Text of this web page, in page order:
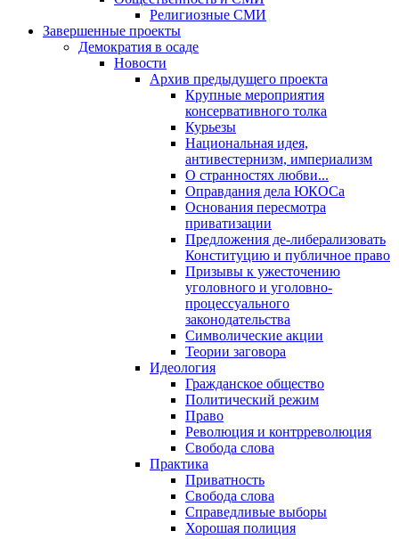
Религиозные СМИ
Завершенные проекты
Демократия в осаде
Новости
Архив предыдущего проекта
Крупные мероприятия
консервативного толка
Курьезы
Национальная идея,
антивестернизм, империализм
О странностях любви...
Оправдания дела ЮКОСа
Основания пересмотра
приватизации
Предложения де-либерализовать
Конституцию и публичное право
Призывы к ужесточению
уголовного и уголовно-
процессуального
законодательства
Символические акции
Теории заговора
Идеология
Гражданское общество
Политический режим
Право
Революция и контрреволюция
Свобода слова
Практика
Приватность
Свобода слова
Справедливые выборы
Хорошая полиция